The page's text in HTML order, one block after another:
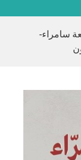
سامراء-